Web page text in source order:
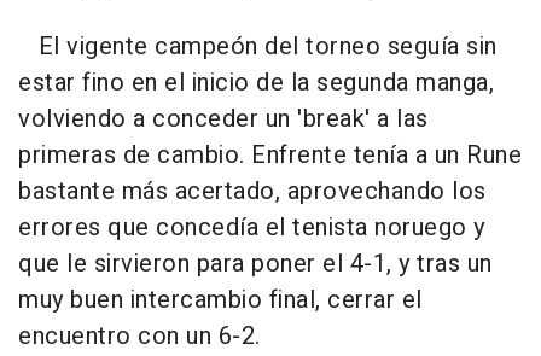
El vigente campeón del torneo seguía sin
estar fino en el inicio de la segunda manga,
volviendo a conceder un 'break' a las
primeras de cambio. Enfrente tenía a un Rune
bastante más acertado, aprovechando los
errores que concedía el tenista noruego y
que le sirvieron para poner el 4-1, y tras un
muy buen intercambio final, cerrar el
encuentro con un 6-2.